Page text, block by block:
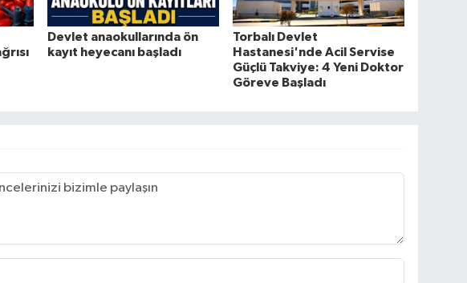
Devlet anaokullarında ön
kayıt heyecanı başladı
Torbalı Devlet
Hastanesi'nde Acil Servise
Güçlü Takviye: 4 Yeni Doktor
Göreve Başladı